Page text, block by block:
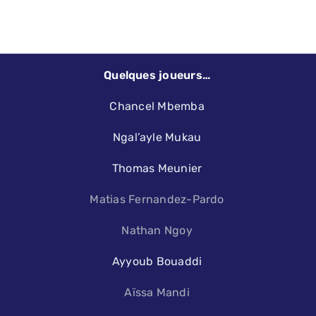
Quelques joueurs…
Chancel Mbemba
Ngal’ayle Mukau
Thomas Meunier
Matias Fernandez-Pardo
Nathan Ngoy
Ayyoub Bouaddi
Aïssa Mandi